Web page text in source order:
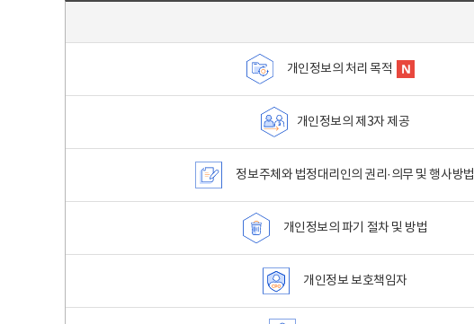
개인정보의 처리 목적
개인정보의 제3자 제공
정보주체와 법정대리인의 권리·의무 및 행사방법
개인정보의 파기 절차 및 방법
개인정보 보호책임자